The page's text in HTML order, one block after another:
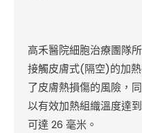
高禾醫院細胞治療團隊
接觸皮膚式(隔空)的加
了皮膚熱損傷的風險，
以有效加熱組織溫度達
可達 26 毫米。